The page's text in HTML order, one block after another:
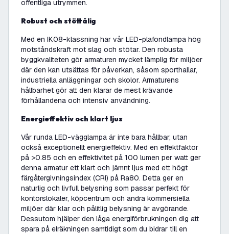
offentliga utrymmen.
Robust och stöttålig
Med en IK08-klassning har vår LED-plafondlampa hög
motståndskraft mot slag och stötar. Den robusta
byggkvaliteten gör armaturen mycket lämplig för miljöer
där den kan utsättas för påverkan, såsom sporthallar,
industriella anläggningar och skolor. Armaturens
hållbarhet gör att den klarar de mest krävande
förhållandena och intensiv användning.
Energieffektiv och klart ljus
Vår runda LED-vägglampa är inte bara hållbar, utan
också exceptionellt energieffektiv. Med en effektfaktor
på >0.85 och en effektivitet på 100 lumen per watt ger
denna armatur ett klart och jämnt ljus med ett högt
färgåtergivningsindex (CRI) på Ra80. Detta ger en
naturlig och livfull belysning som passar perfekt för
kontorslokaler, köpcentrum och andra kommersiella
miljöer där klar och pålitlig belysning är avgörande.
Dessutom hjälper den låga energiförbrukningen dig att
spara på elräkningen samtidigt som du bidrar till en